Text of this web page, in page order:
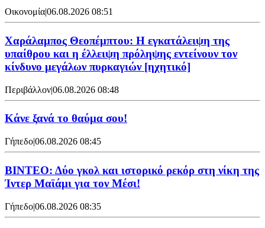
Οικονομία|06.08.2026 08:51
Χαράλαμπος Θεοπέμπτου: Η εγκατάλειψη της
υπαίθρου και η έλλειψη πρόληψης εντείνουν τον
κίνδυνο μεγάλων πυρκαγιών [ηχητικό]
Περιβάλλον|06.08.2026 08:48
Κάνε ξανά το θαύμα σου!
Γήπεδο|06.08.2026 08:45
ΒΙΝΤΕΟ: Δύο γκολ και ιστορικό ρεκόρ στη νίκη της
Ίντερ Μαϊάμι για τον Μέσι!
Γήπεδο|06.08.2026 08:35